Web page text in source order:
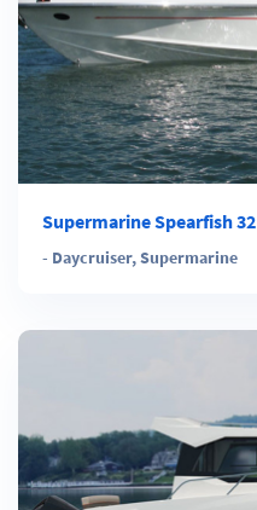
Supermarine Spearfish 32
- Daycruiser,Supermarine